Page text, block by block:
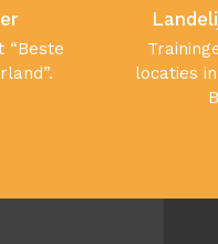
“Beste
locaties